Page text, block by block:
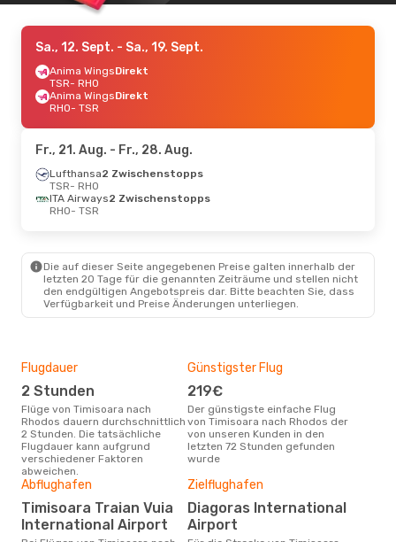
Sa., 12. Sept. - Sa., 19. Sept.
Anima WingsDirekt
TSR- RHO
Anima WingsDirekt
RHO- TSR
Fr., 21. Aug. - Fr., 28. Aug.
Lufthansa2 Zwischenstopps
TSR- RHO
ITA Airways2 Zwischenstopps
RHO- TSR
Die auf dieser Seite angegebenen Preise galten innerhalb der
letzten 20 Tage für die genannten Zeiträume und stellen nicht
den endgültigen Angebotspreis dar. Bitte beachten Sie, dass
Verfügbarkeit und Preise Änderungen unterliegen.
Flugdauer
2 Stunden
Flüge von Timisoara nach
Rhodos dauern durchschnittlich
2 Stunden. Die tatsächliche
Flugdauer kann aufgrund
verschiedener Faktoren
abweichen.
Günstigster Flug
219€
Der günstigste einfache Flug
von Timisoara nach Rhodos der
von unseren Kunden in den
letzten 72 Stunden gefunden
wurde
Abflughafen
Timisoara Traian Vuia
International Airport
Zielflughafen
Diagoras International
Airport